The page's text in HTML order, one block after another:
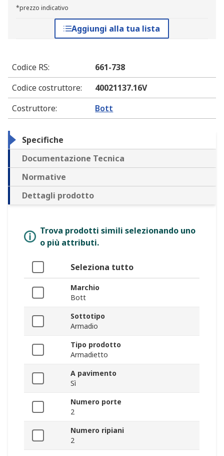
*prezzo indicativo
Aggiungi alla tua lista
Codice RS:
661-738
Codice costruttore:
40021137.16V
Costruttore: Bott
Specifiche
Documentazione Tecnica
Normative
Dettagli prodotto
Trova prodotti simili selezionando uno
o più attributi.
Seleziona tutto
Marchio
Bott
Sottotipo
Armadio
Tipo prodotto
Armadietto
A pavimento
Sì
Numero porte
2
Numero ripiani
2